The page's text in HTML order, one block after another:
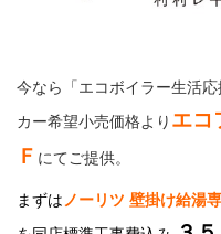
今なら「エコボイラー生活
カー希望小売価格より エコ
Ｆ にてご提供。
まずは ノーリツ 壁掛け給湯